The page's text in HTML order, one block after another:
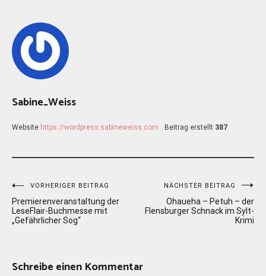
Sabine_Weiss
Website https://wordpress.sabineweiss.com Beitrag erstellt 387
Beitragsnavigation
VORHERIGER BEITRAG
Premierenveranstaltung der
LeseFlair-Buchmesse mit
„Gefährlicher Sog“
NÄCHSTER BEITRAG
Ohaueha – Petuh – der
Flensburger Schnack im Sylt-
Krimi
Schreibe einen Kommentar